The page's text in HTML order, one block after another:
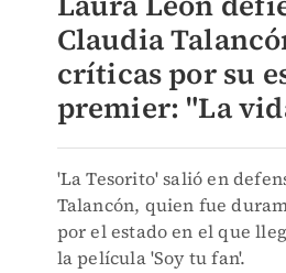
Claudia
críticas por su
premier: "La
'La Tesorito' salió en
Talancón, quien fue
por el estado en el que
la película 'Soy tu fan'.